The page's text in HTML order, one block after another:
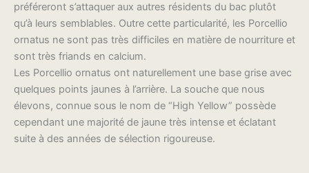
préféreront s’attaquer aux autres résidents du bac plutôt
qu’à leurs semblables. Outre cette particularité, les Porcellio
ornatus ne sont pas très difficiles en matière de nourriture et
sont très friands en calcium.
Les Porcellio ornatus ont naturellement une base grise avec
quelques points jaunes à l’arrière. La souche que nous
élevons, connue sous le nom de “High Yellow” possède
cependant une majorité de jaune très intense et éclatant
suite à des années de sélection rigoureuse.